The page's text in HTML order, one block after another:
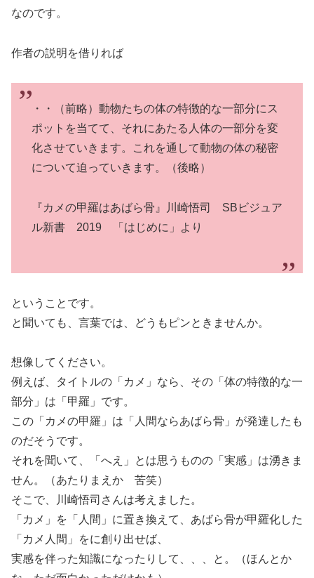
なのです。
作者の説明を借りれば
・・（前略）動物たちの体の特徴的な一部分にス
ポットを当てて、それにあたる人体の一部分を変
化させていきます。これを通して動物の体の秘密
について迫っていきます。（後略）
『カメの甲羅はあばら骨』川崎悟司 SBビジュア
ル新書 2019 「はじめに」より
ということです。
と聞いても、言葉では、どうもピンときませんか。
想像してください。
例えば、タイトルの「カメ」なら、その「体の特徴的な一
部分」は「甲羅」です。
この「カメの甲羅」は「人間ならあばら骨」が発達したも
のだそうです。
それを聞いて、「へえ」とは思うものの「実感」は湧きま
せん。（あたりまえか 苦笑）
そこで、川崎悟司さんは考えました。
「カメ」を「人間」に置き換えて、あばら骨が甲羅化した
「カメ人間」をに創り出せば、
実感を伴った知識になったりして、、、と。（ほんとか